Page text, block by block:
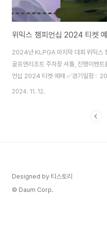
위믹스 챔피언십 2024 티켓
2024년 KLPGA 마지막 대회 위믹스
골프앤리조트 주차장 셔틀, 진행이벤
언십 2024 티켓 예매 ✅경기일정 :
해운대비치골프앤리조트 (부산 기장군
언십 대회2024가 부산에서 열립니다.
2024. 11. 12.
Designed by 티스토리
© Daum Corp.